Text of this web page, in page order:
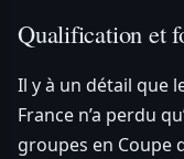
Qualification et
Il y à un détail que
France n’a perdu
groupes en Coupe